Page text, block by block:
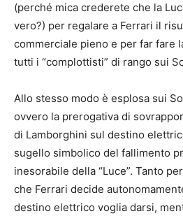
(perché mica crederete che la
vero?) per regalare a Ferrari il
commerciale pieno e per far fare
tutti i “complottisti” di rango sui
Allo stesso modo è esplosa sui
ovvero la prerogativa di
di Lamborghini sul destino
sugello simbolico del fallimento
inesorabile della “Luce”. Tanto
che Ferrari decide
destino elettrico voglia darsi,